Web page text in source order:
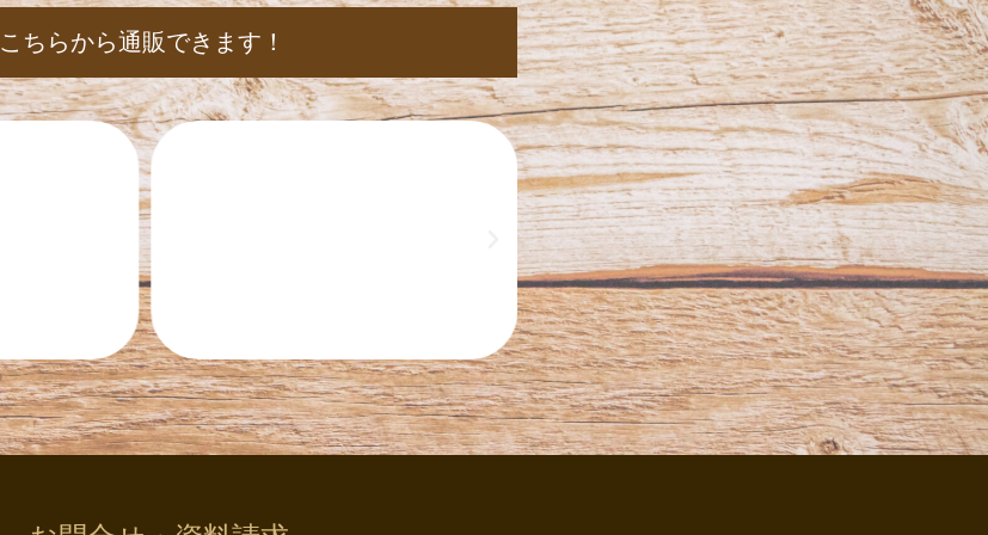
こちらから通販できます！